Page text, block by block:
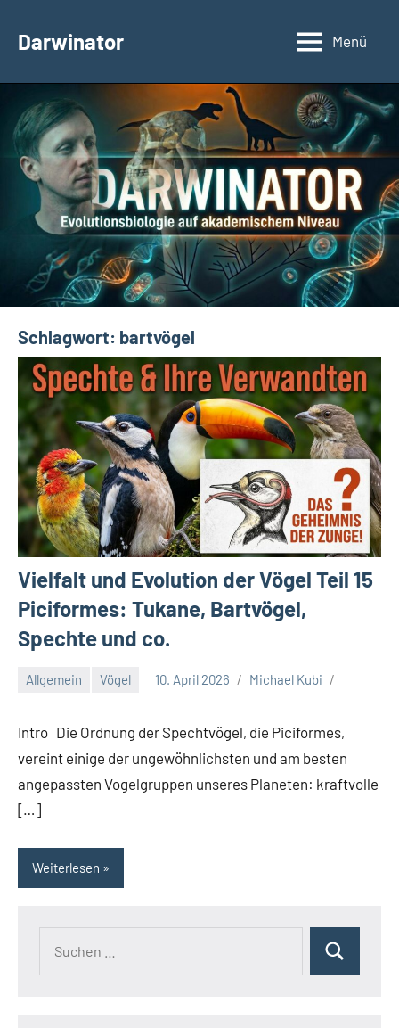
InhaltDarwinator
Evolutionsbiologie
Menü
Schlagwort: bartvögel
Vielfalt und Evolution der Vögel Teil 15
Piciformes: Tukane, Bartvögel,
Spechte und co.
Allgemein Vögel 10. April 2026 Michael Kubi
Intro Die Ordnung der Spechtvögel, die Piciformes,
vereint einige der ungewöhnlichsten und am besten
angepassten Vogelgruppen unseres Planeten: kraftvolle
[…]
Weiterlesen
Suchen